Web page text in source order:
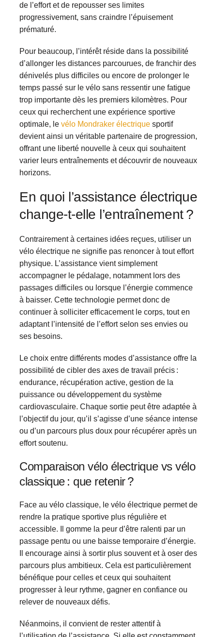
de l’effort et de repousser ses limites
progressivement, sans craindre l’épuisement
prématuré.
Pour beaucoup, l’intérêt réside dans la possibilité
d’allonger les distances parcourues, de franchir des
dénivelés plus difficiles ou encore de prolonger le
temps passé sur le vélo sans ressentir une fatigue
trop importante dès les premiers kilomètres. Pour
ceux qui recherchent une expérience sportive
optimale, le vélo Mondraker électrique sportif
devient ainsi un véritable partenaire de progression,
offrant une liberté nouvelle à ceux qui souhaitent
varier leurs entraînements et découvrir de nouveaux
horizons.
En quoi l’assistance électrique
change-t-elle l’entraînement ?
Contrairement à certaines idées reçues, utiliser un
vélo électrique ne signifie pas renoncer à tout effort
physique. L’assistance vient simplement
accompagner le pédalage, notamment lors des
passages difficiles ou lorsque l’énergie commence
à baisser. Cette technologie permet donc de
continuer à solliciter efficacement le corps, tout en
adaptant l’intensité de l’effort selon ses envies ou
ses besoins.
Le choix entre différents modes d’assistance offre la
possibilité de cibler des axes de travail précis :
endurance, récupération active, gestion de la
puissance ou développement du système
cardiovasculaire. Chaque sortie peut être adaptée à
l’objectif du jour, qu’il s’agisse d’une séance intense
ou d’un parcours plus doux pour récupérer après un
effort soutenu.
Comparaison vélo électrique vs vélo
classique : que retenir ?
Face au vélo classique, le vélo électrique permet de
rendre la pratique sportive plus régulière et
accessible. Il gomme la peur d’être ralenti par un
passage pentu ou une baisse temporaire d’énergie.
Il encourage ainsi à sortir plus souvent et à oser des
parcours plus ambitieux. Cela est particulièrement
bénéfique pour celles et ceux qui souhaitent
progresser à leur rythme, gagner en confiance ou
relever de nouveaux défis.
Néanmoins, il convient de rester attentif à